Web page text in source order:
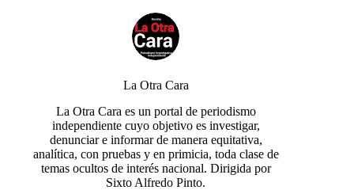
La Otra Cara
La Otra Cara es un portal de periodismo
independiente cuyo objetivo es investigar,
denunciar e informar de manera equitativa,
analítica, con pruebas y en primicia, toda clase de
temas ocultos de interés nacional. Dirigida por
Sixto Alfredo Pinto.